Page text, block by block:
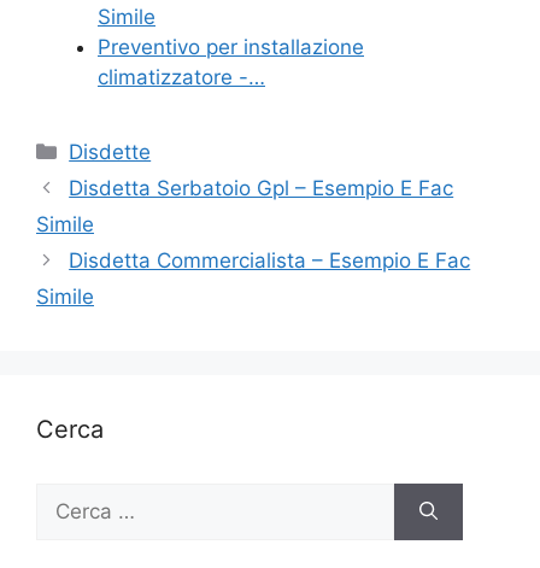
Simile
Preventivo per installazione
climatizzatore -…
Categorie
Disdette
Disdetta Serbatoio Gpl – Esempio E Fac
Simile
Disdetta Commercialista – Esempio E Fac
Simile
Cerca
Ricerca